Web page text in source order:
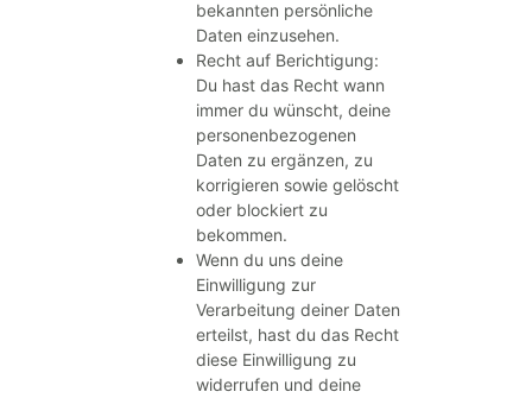
bekannten persönliche
Daten einzusehen.
Recht auf Berichtigung:
Du hast das Recht wann
immer du wünscht, deine
personenbezogenen
Daten zu ergänzen, zu
korrigieren sowie gelöscht
oder blockiert zu
bekommen.
Wenn du uns deine
Einwilligung zur
Verarbeitung deiner Daten
erteilst, hast du das Recht
diese Einwilligung zu
widerrufen und deine